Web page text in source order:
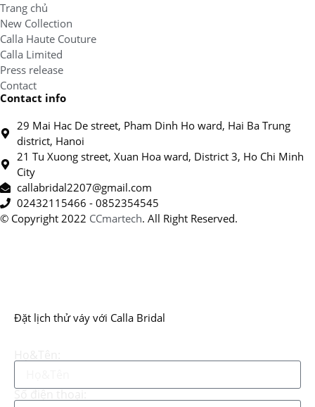
Trang chủ
New Collection
Calla Haute Couture
Calla Limited
Press release
Contact
Contact info
29 Mai Hac De street, Pham Dinh Ho ward, Hai Ba Trung
district, Hanoi
21 Tu Xuong street, Xuan Hoa ward, District 3, Ho Chi Minh
City
callabridal2207@gmail.com
02432115466 - 0852354545
© Copyright 2022 CCmartech. All Right Reserved.
Đặt lịch thử váy với Calla Bridal